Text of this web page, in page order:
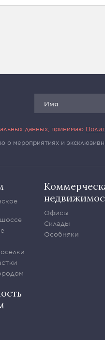
данных, принимаю
о мероприятиях и
Офисы
Склады
Особняки